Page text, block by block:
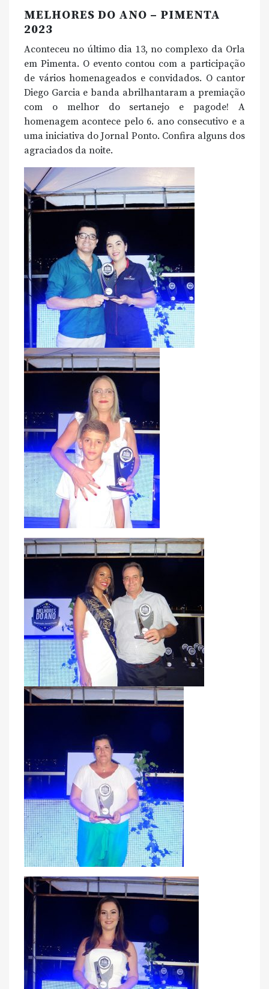
MELHORES DO ANO – PIMENTA
2023
Aconteceu no último dia 13, no complexo da Orla
em Pimenta. O evento contou com a participação
de vários homenageados e convidados. O cantor
Diego Garcia e banda abrilhantaram a premiação
com o melhor do sertanejo e pagode! A
homenagem acontece pelo 6. ano consecutivo e a
uma iniciativa do Jornal Ponto. Confira alguns dos
agraciados da noite.